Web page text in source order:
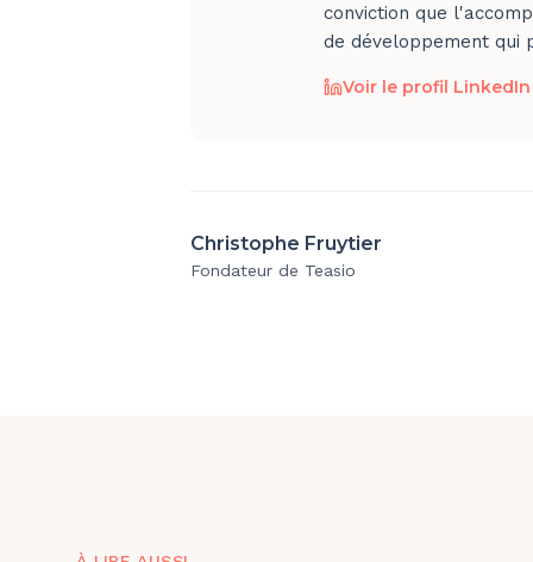
conviction que
de développement qui
Voir le profil LinkedIn
Christophe Fruytier
Fondateur de Teasio